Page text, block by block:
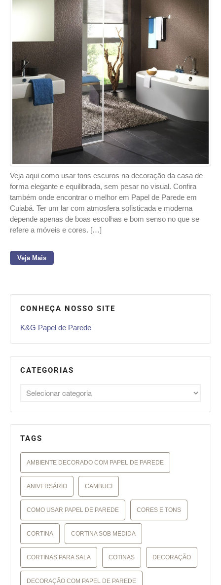
Veja aqui como usar tons escuros na decoração da casa de
forma elegante e equilibrada, sem pesar no visual. Confira
também onde encontrar o melhor em Papel de Parede em
Cuiabá. Ter um lar com atmosfera sofisticada e moderna
depende apenas de boas escolhas e bom senso no que se
refere a móveis e cores. […]
Veja Mais
CONHEÇA NOSSO SITE
K&G Papel de Parede
CATEGORIAS
TAGS
AMBIENTE DECORADO COM PAPEL DE PAREDE
ANIVERSÁRIO CAMBUCI
COMO USAR PAPEL DE PAREDE CORES E TONS
CORTINA CORTINA SOB MEDIDA
CORTINAS PARA SALA COTINAS DECORAÇÃO
DECORAÇÃO COM PAPEL DE PAREDE